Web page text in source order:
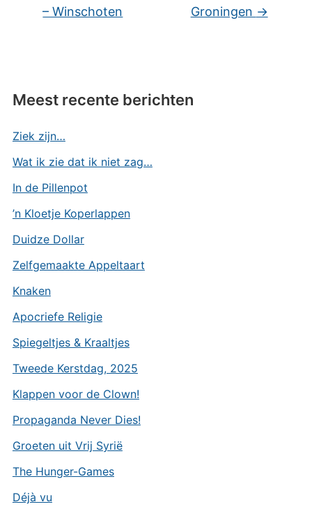
– Winschoten
Groningen →
Meest recente berichten
Ziek zijn…
Wat ik zie dat ik niet zag…
In de Pillenpot
’n Kloetje Koperlappen
Duidze Dollar
Zelfgemaakte Appeltaart
Knaken
Apocriefe Religie
Spiegeltjes & Kraaltjes
Tweede Kerstdag, 2025
Klappen voor de Clown!
Propaganda Never Dies!
Groeten uit Vrij Syrië
The Hunger-Games
Déjà vu